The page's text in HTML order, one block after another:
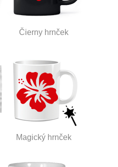
Čierny hrnček
Magický hrnček